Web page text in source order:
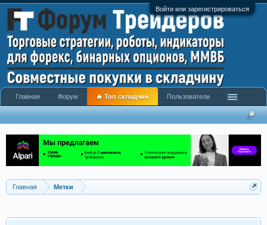
Войти или зарегистрироваться
Главная Метки
Главная Форум 🔥 Топ складчин Пользователи